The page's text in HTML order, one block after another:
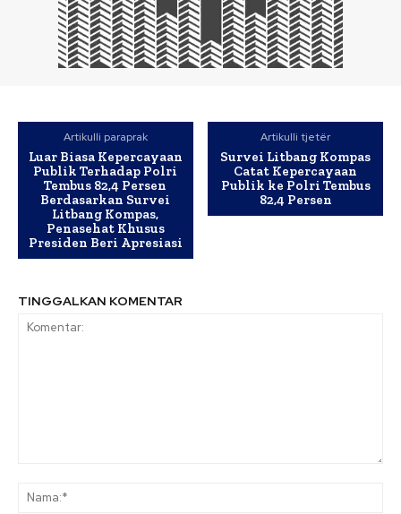
Artikulli paraprak
Luar Biasa Kepercayaan
Publik Terhadap Polri
Tembus 82,4 Persen
Berdasarkan Survei
Litbang Kompas,
Penasehat Khusus
Presiden Beri Apresiasi
Artikulli tjetër
Survei Litbang Kompas
Catat Kepercayaan
Publik ke Polri Tembus
82,4 Persen
TINGGALKAN KOMENTAR